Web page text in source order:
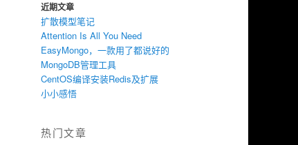
近期文章
扩散模型笔记
Attention Is All You Need
EasyMongo，一款用了都说好的
MongoDB管理工具
CentOS编译安装Redis及扩展
小小感悟
热门文章